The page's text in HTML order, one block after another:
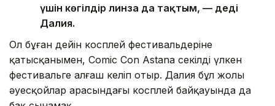
үшін көгілдір линза да тақтым, — деді
Далия.
Ол бұған дейін косплей фестивальдеріне
қатысқанымен, Comic Con Astana секілді үлкен
фестивальге алғаш келіп отыр. Далия бұл жолы
әуесқойлар арасындағы косплей байқауында да